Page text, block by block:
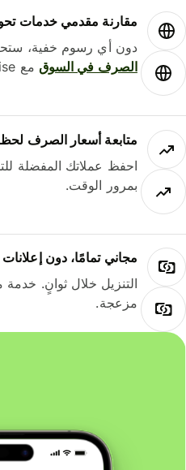
مقارنة مقدمي خدمات تحويل
دون أي رسوم خفية،
الصرف في السوقمع Wise.
متابعة أسعار الصرف لحظة
احفظ عملاتك المفضلة
بمرور الوقت.
مجاني تمامًا، دون إعلانات
التنزيل خلال ثوانٍ. خدمة
مزعجة.